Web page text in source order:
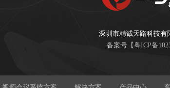
深圳市精诚天路科技有
备案号【粤ICP备